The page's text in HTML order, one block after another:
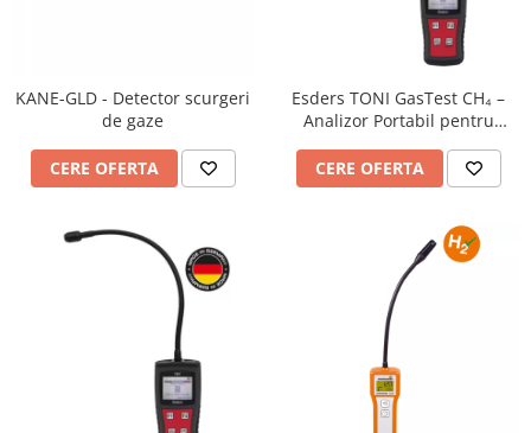
KANE-GLD - Detector scurgeri
de gaze
CERE OFERTA
Esders TONI GasTest CH₄ –
Analizor Portabil pentru
CERE OFERTA